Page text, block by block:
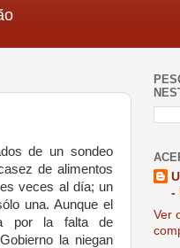
de un sondeo
de alimentos
veces al día; un
una. Aunque el
por la falta de
la niegan
-
Ver